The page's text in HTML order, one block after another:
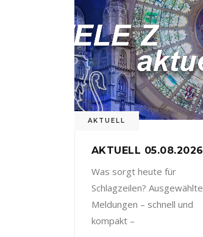
AKTUELL
AKTUELL 05.08.2026
Was sorgt heute für
Schlagzeilen? Ausgewählte
Meldungen – schnell und
kompakt –